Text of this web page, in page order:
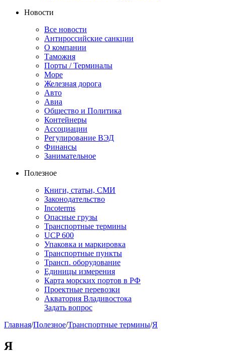
Новости
Все новости
Антироссийские санкции
О компании
Таможня
Порты / Терминалы
Море
Железная дорога
Авто
Авиа
Общество и Политика
Контейнеры
Ассоциации
Регулирование ВЭД
Финансы
Занимательное
Полезное
Книги, статьи, СМИ
Законодательство
Incoterms
Опасные грузы
Транспортные термины
UCP 600
Упаковка и маркировка
Транспортные пункты
Трансп. оборудование
Единицы измерения
Карта морских портов в РФ
Проектные перевозки
Акватория Владивостока
Задать вопрос
Главная/Полезное/Транспортные термины/Я
Я